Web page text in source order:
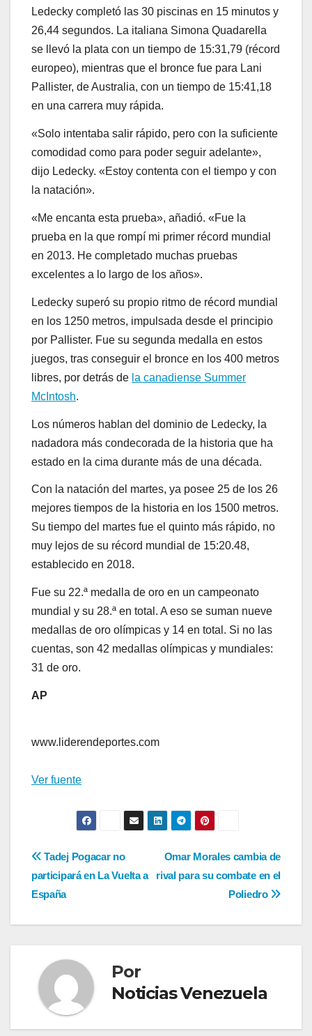
Ledecky completó las 30 piscinas en 15 minutos y
26,44 segundos. La italiana Simona Quadarella
se llevó la plata con un tiempo de 15:31,79 (récord
europeo), mientras que el bronce fue para Lani
Pallister, de Australia, con un tiempo de 15:41,18
en una carrera muy rápida.
«Solo intentaba salir rápido, pero con la suficiente
comodidad como para poder seguir adelante»,
dijo Ledecky. «Estoy contenta con el tiempo y con
la natación».
«Me encanta esta prueba», añadió. «Fue la
prueba en la que rompí mi primer récord mundial
en 2013. He completado muchas pruebas
excelentes a lo largo de los años».
Ledecky superó su propio ritmo de récord mundial
en los 1250 metros, impulsada desde el principio
por Pallister. Fue su segunda medalla en estos
juegos, tras conseguir el bronce en los 400 metros
libres, por detrás de la canadiense Summer
McIntosh.
Los números hablan del dominio de Ledecky, la
nadadora más condecorada de la historia que ha
estado en la cima durante más de una década.
Con la natación del martes, ya posee 25 de los 26
mejores tiempos de la historia en los 1500 metros.
Su tiempo del martes fue el quinto más rápido, no
muy lejos de su récord mundial de 15:20.48,
establecido en 2018.
Fue su 22.ª medalla de oro en un campeonato
mundial y su 28.ª en total. A eso se suman nueve
medallas de oro olímpicas y 14 en total. Si no las
cuentas, son 42 medallas olímpicas y mundiales:
31 de oro.
AP
www.liderendeportes.com
Ver fuente
Navegación
de
entradas
Omar Morales cambia de
rival para su combate en el
Poliedro
Tadej Pogacar no
participará en La Vuelta a
España
Por
Noticias Venezuela